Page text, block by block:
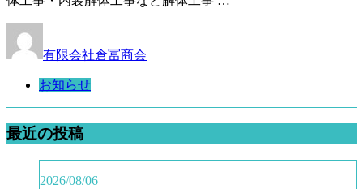
有限会社倉冨商会
お知らせ
最近の投稿
2026/08/06